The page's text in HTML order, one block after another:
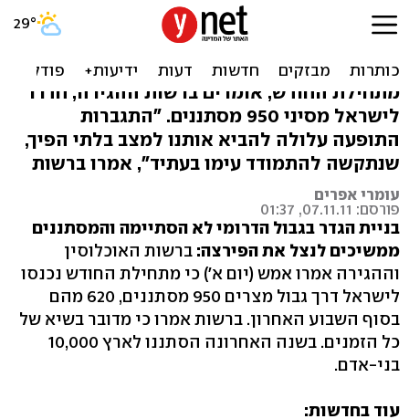
שיא חדש: 620 מסתננים חדרו
לישראל מסיני
מתחילת החודש, אומרים ברשות ההגירה, חדרו
לישראל מסיני 950 מסתננים. "התגברות
התופעה עלולה להביא אותנו למצב בלתי הפיך,
שנתקשה להתמודד עימו בעתיד", אמרו ברשות
עומרי אפרים
פורסם: 07.11.11, 01:37
בניית הגדר בגבול הדרומי לא הסתיימה והמסתננים
ממשיכים לנצל את הפירצה: ברשות האוכלוסין
וההגירה אמרו אמש (יום א') כי מתחילת החודש נכנסו
לישראל דרך גבול מצרים 950 מסתננים, 620 מהם
בסוף השבוע האחרון. ברשות אמרו כי מדובר בשיא של
כל הזמנים. בשנה האחרונה הסתננו לארץ 10,000
בני-אדם.
עוד בחדשות: